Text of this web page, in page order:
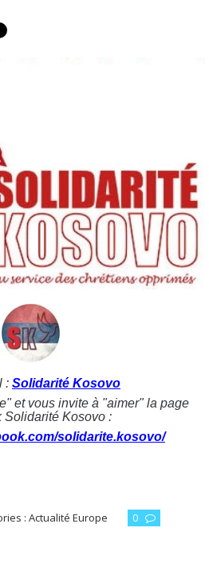
: Solidarité Kosovo
et vous invite à "aimer" la page
Solidarité Kosovo :
solidarite.kosovo/
:Actualité Europe 0